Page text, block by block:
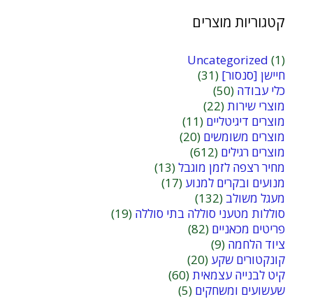
קטגוריות מוצרים
Uncategorized (1)
חיישן [סנסור] (31)
כלי עבודה (50)
מוצרי שירות(22)
מוצרים דיגיטליים (11)
מוצרים משומשים (20)
מוצרים רגילים (612)
מחיר רצפה לזמן מוגבל(13)
מנועים ובקרים למנוע (17)
מעגל משולב (132)
סוללות מטעני סוללה בתי סוללה (19)
פריטים מכאניים (82)
ציוד הלחמה (9)
קונקטורים שקע (20)
קיט לבנייה עצמאית(60)
שעשועים ומשחקים (5)